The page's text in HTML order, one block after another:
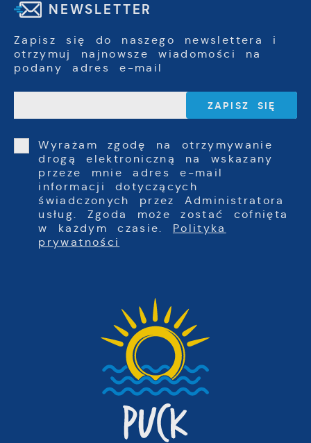
NEWSLETTER
Zapisz się do naszego newslettera i
otrzymuj najnowsze wiadomości na
podany adres e-mail
Wyrażam zgodę na otrzymywanie
drogą elektroniczną na wskazany
przeze mnie adres e-mail
informacji dotyczących
świadczonych przez Administratora
usług. Zgoda może zostać cofnięta
w każdym czasie. Polityka
prywatności